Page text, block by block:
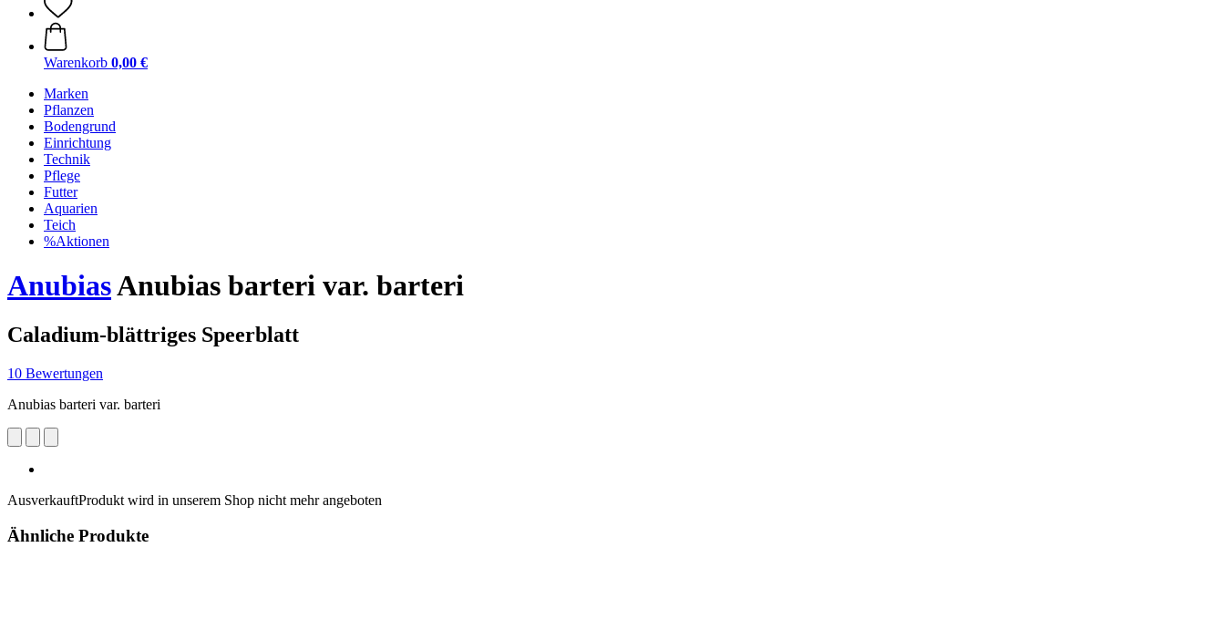
Warenkorb 0,00 €
Marken
Pflanzen
Bodengrund
Einrichtung
Technik
Pflege
Futter
Aquarien
Teich
%Aktionen
AnubiasAnubias barteri var. barteri
Caladium-blättriges Speerblatt
10 Bewertungen
Anubias barteri var. barteri
AusverkauftProdukt wird in unserem Shop nicht mehr angeboten
Ähnliche Produkte